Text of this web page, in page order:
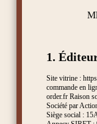
1.
Site vitrine :
commande en
order.fr Raison
Société par
Siège social :